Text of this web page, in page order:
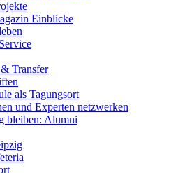
Einblicke
Transfer
als Tagungsort
und Experten netzwerken
bleiben: Alumni